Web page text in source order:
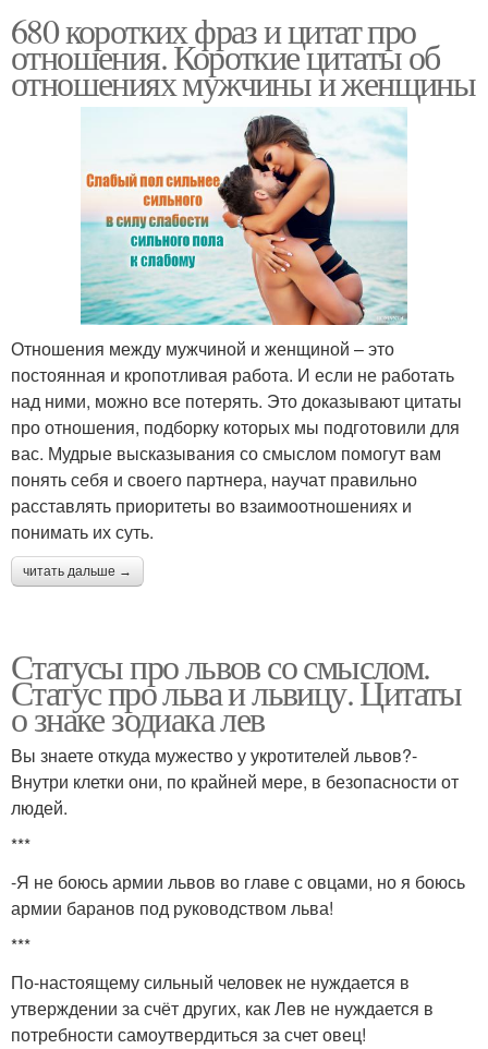
680 коротких фраз и цитат про
отношения. Короткие цитаты об
отношениях мужчины и женщины
Отношения между мужчиной и женщиной – это
постоянная и кропотливая работа. И если не работать
над ними, можно все потерять. Это доказывают цитаты
про отношения, подборку которых мы подготовили для
вас. Мудрые высказывания со смыслом помогут вам
понять себя и своего партнера, научат правильно
расставлять приоритеты во взаимоотношениях и
понимать их суть.
читать дальше →
Статусы про львов со смыслом.
Статус про льва и львицу. Цитаты
о знаке зодиака лев
Вы знаете откуда мужество у укротителей львов?-
Внутри клетки они, по крайней мере, в безопасности от
людей.
***
-Я не боюсь армии львов во главе с овцами, но я боюсь
армии баранов под руководством льва!
***
По-настоящему сильный человек не нуждается в
утверждении за счёт других, как Лев не нуждается в
потребности самоутвердиться за счет овец!